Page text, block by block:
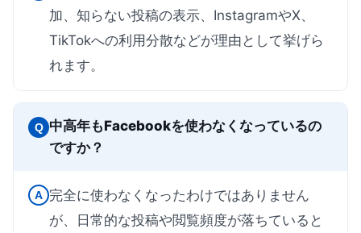
加、知らない投稿の表示、InstagramやX、
TikTokへの利用分散などが理由として挙げら
れます。
Q 中高年もFacebookを使わなくなっているの
ですか？
A 完全に使わなくなったわけではありません
が、日常的な投稿や閲覧頻度が落ちていると